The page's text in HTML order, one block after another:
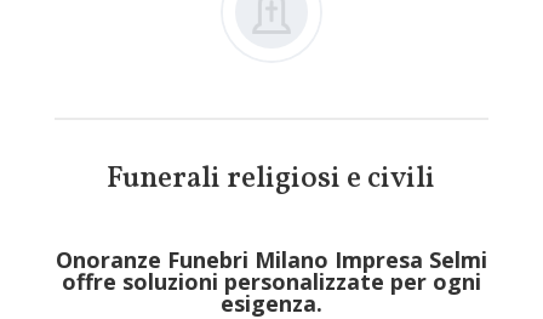
Funerali religiosi e civili
Onoranze Funebri Milano Impresa Selmi
offre soluzioni personalizzate per ogni
esigenza.